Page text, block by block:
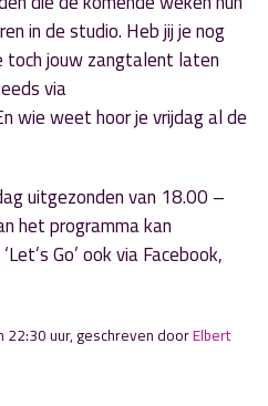
in de studio. Heb jij je nog
toch jouw zangtalent laten
via
wie weet hoor je vrijdag al de
uitgezonden van 18.00 –
het programma kan
Go’ ook via Facebook,
22:30 uur, geschreven doorElbert